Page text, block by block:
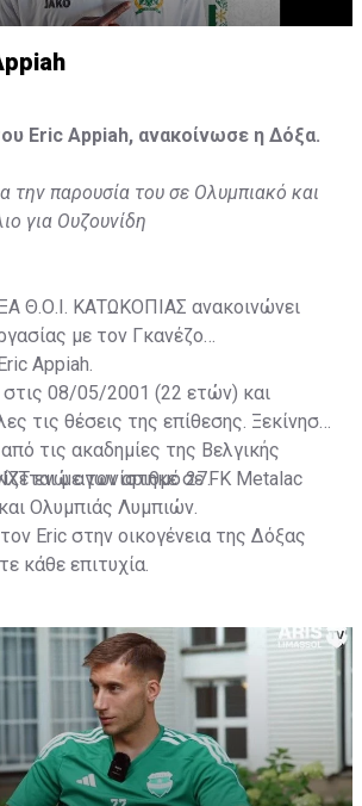
Eric Appiah, ανακοίνωσε η Δόξα.
την παρουσία του σε Ολυμπιακό και
για Ουζουνίδη
Θ.Ο.Ι. ΚΑΤΩΚΟΠΙΑΣ ανακοινώνει
με τον Γκανέζο
Appiah.
στις 08/05/2001 (22 ετών) και
τις θέσεις της επίθεσης. Ξεκίνησε
τις ακαδημίες της Βελγικής
ενώ αγωνίστηκε σε FK Metalac
Ολυμπιάς Λυμπιών.
με τον αριθμό 27.
Eric στην οικογένεια της Δόξας
κάθε επιτυχία.